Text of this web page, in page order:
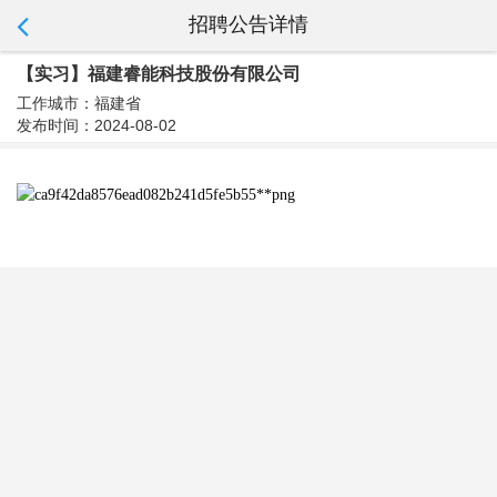
招聘公告详情
【实习】福建睿能科技股份有限公司
工作城市：福建省
发布时间：2024-08-02